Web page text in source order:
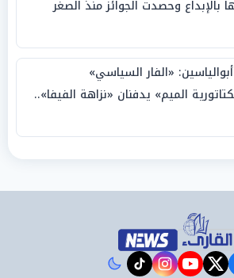
بالإبداع وحصدت الجوائز منذ الصغر
«الفار السياسي»
الميم» يدفنان «نزاهة الفيفا»..
twitter
youtube
instagram
tiktok